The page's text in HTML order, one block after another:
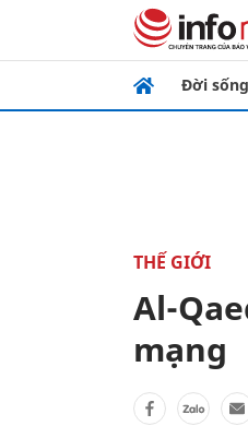
Đời sống
THẾ GIỚI
Al-
mạng